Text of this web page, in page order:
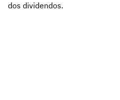
dos dividendos.